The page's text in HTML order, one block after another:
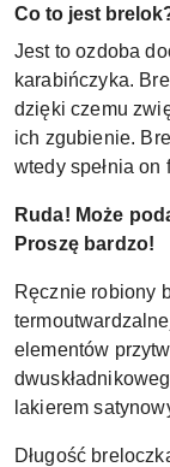
Co to jest
Jest to ozdoba
karabińczyka.
dzięki czemu
ich zgubienie.
wtedy spełnia on
Ruda! Może
Proszę bardzo!
Ręcznie robiony
elementów
lakierem
Długość